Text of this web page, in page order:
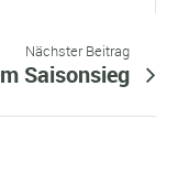
Nächster Beitrag
Saisonsieg